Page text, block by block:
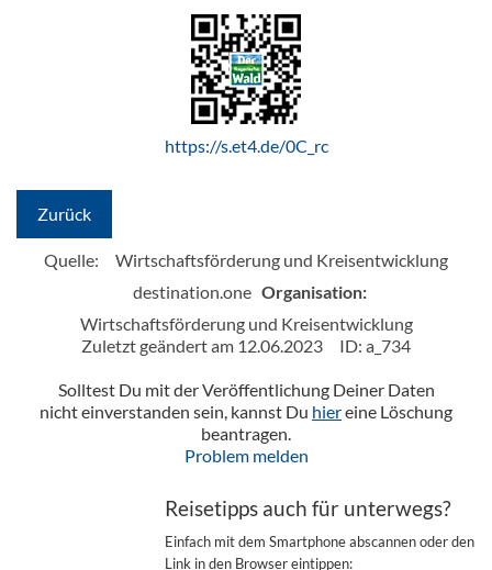
https://s.et4.de/0C_rc
Zurück
Quelle:
Wirtschaftsförderung und Kreisentwicklung
destination.one Organisation:
Wirtschaftsförderung und Kreisentwicklung
Zuletzt geändert am 12.06.2023
ID: a_734
Solltest Du mit der Veröffentlichung Deiner Daten
nicht einverstanden sein, kannst Du hiereine Löschung
beantragen.
Problem melden
Reisetipps auch für unterwegs?
Einfach mit dem Smartphone abscannen oder den
Link in den Browser eintippen: